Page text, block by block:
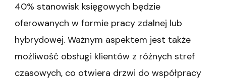
40% stanowisk księgowych będzie
oferowanych w formie pracy zdalnej lub
hybrydowej. Ważnym aspektem jest także
możliwość obsługi klientów z różnych stref
czasowych, co otwiera drzwi do współpracy